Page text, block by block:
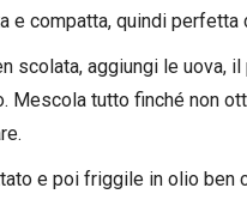
compatta, quindi perfetta
scolata, aggiungi le uova, il
Mescola tutto finché non
e poi friggile in olio ben